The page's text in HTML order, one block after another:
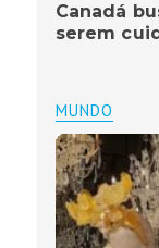
Canadá
serem
MUNDO